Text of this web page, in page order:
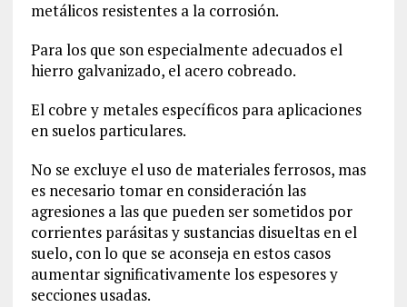
metálicos resistentes a la corrosión.
Para los que son especialmente adecuados el
hierro galvanizado, el acero cobreado.
El cobre y metales específicos para aplicaciones
en suelos particulares.
No se excluye el uso de materiales ferrosos, mas
es necesario tomar en consideración las
agresiones a las que pueden ser sometidos por
corrientes parásitas y sustancias disueltas en el
suelo, con lo que se aconseja en estos casos
aumentar significativamente los espesores y
secciones usadas.